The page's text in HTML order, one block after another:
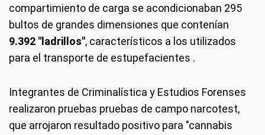
compartimiento de carga se acondicionaban 295
bultos de grandes dimensiones que contenían
9.392 "ladrillos", característicos a los utilizados
para el transporte de estupefacientes .
Integrantes de Criminalística y Estudios Forenses
realizaron pruebas pruebas de campo narcotest,
que arrojaron resultado positivo para "cannabis